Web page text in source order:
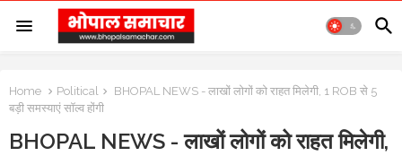
Home Political
BHOPAL NEWS - लाखों लोगों को राहत मिलेगी, 1 ROB से 5
बड़ी समस्याएं सॉल्व होंगी
BHOPAL NEWS - लाखों लोगों को राहत मिलेगी,